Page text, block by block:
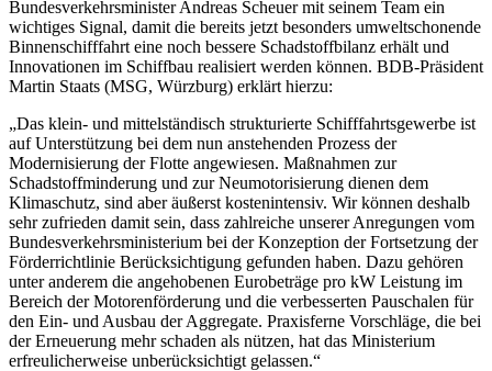
Bundesverkehrsminister Andreas Scheuer mit seinem Team ein
wichtiges Signal, damit die bereits jetzt besonders umweltschonende
Binnenschifffahrt eine noch bessere Schadstoffbilanz erhält und
Innovationen im Schiffbau realisiert werden können. BDB-Präsident
Martin Staats (MSG, Würzburg) erklärt hierzu:
„Das klein- und mittelständisch strukturierte Schifffahrtsgewerbe ist
auf Unterstützung bei dem nun anstehenden Prozess der
Modernisierung der Flotte angewiesen. Maßnahmen zur
Schadstoffminderung und zur Neumotorisierung dienen dem
Klimaschutz, sind aber äußerst kostenintensiv. Wir können deshalb
sehr zufrieden damit sein, dass zahlreiche unserer Anregungen vom
Bundesverkehrsministerium bei der Konzeption der Fortsetzung der
Förderrichtlinie Berücksichtigung gefunden haben. Dazu gehören
unter anderem die angehobenen Eurobeträge pro kW Leistung im
Bereich der Motorenförderung und die verbesserten Pauschalen für
den Ein- und Ausbau der Aggregate. Praxisferne Vorschläge, die bei
der Erneuerung mehr schaden als nützen, hat das Ministerium
erfreulicherweise unberücksichtigt gelassen.“